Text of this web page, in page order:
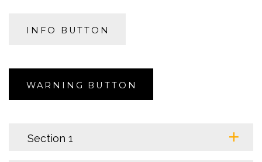
INFO BUTTON
WARNING BUTTON
Section 1